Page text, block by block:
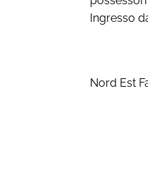
Ingresso
Nord Est